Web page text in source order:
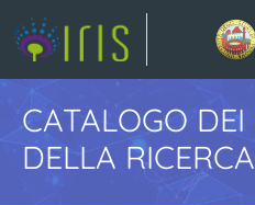
CATALOGO
DELLA RICERCA